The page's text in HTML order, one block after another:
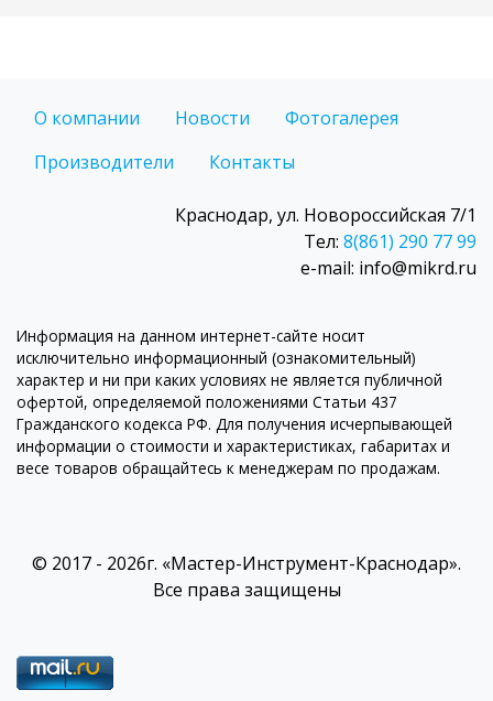
О компании Новости
Фотогалерея
Производители
Контакты
Краснодар, ул. Новороссийская 7/1
Тел: 8(861) 290 77 99
e-mail: info@mikrd.ru
Информация на данном интернет-сайте носит
исключительно информационный (ознакомительный)
характер и ни при каких условиях не является публичной
офертой, определяемой положениями Статьи 437
Гражданского кодекса РФ. Для получения исчерпывающей
информации о стоимости и характеристиках, габаритах и
весе товаров обращайтесь к менеджерам по продажам.
© 2017 - 2026г. «Мастер-Инструмент-Краснодар».
Все права защищены